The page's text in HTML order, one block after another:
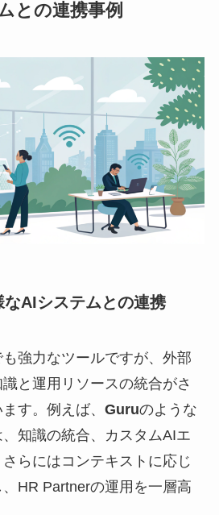
との連携事例
AIシステムとの連携
強力なツールですが、外部
と運用リソースの統合がさ
す。例えば、 Guruのような
知識の統合、カスタムAIエ
らにはコンテキストに応じ
HR Partnerの運用を一層高